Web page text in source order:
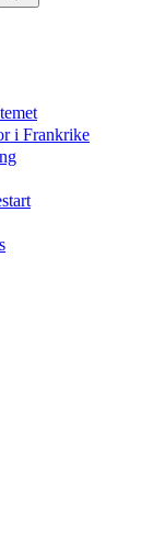
i Frankrike